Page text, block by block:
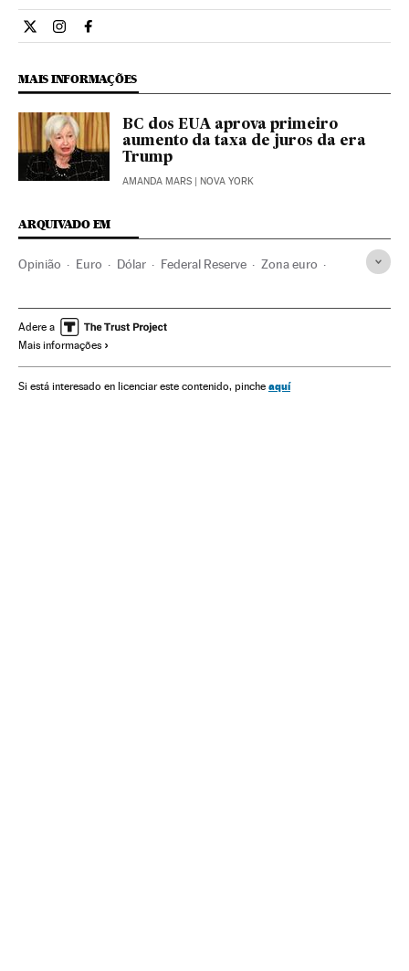
Opiniao El País Brasil en Twitter
Opiniao El País Brasil en Instagram
Opiniao El País Brasil en Facebook
MAIS INFORMAÇÕES
BC dos EUA aprova primeiro
aumento da taxa de juros da era
Trump
AMANDA MARS | NOVA YORK
ARQUIVADO EM
Opinião Euro Dólar Federal Reserve Zona euro
Economia europeia União Europeia
Adere a
Mais informações
Si está interesado en licenciar este contenido, pinche aquí